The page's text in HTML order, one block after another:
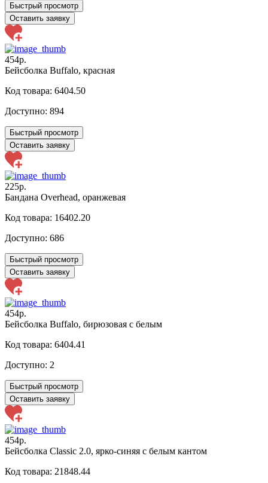
Быстрый просмотр
Оставить заявку
454р.
Бейсболка Buffalo, красная
Код товара: 6404.50
Доступно: 894
Быстрый просмотр
Оставить заявку
225р.
Бандана Overhead, оранжевая
Код товара: 16402.20
Доступно: 686
Быстрый просмотр
Оставить заявку
454р.
Бейсболка Buffalo, бирюзовая с белым
Код товара: 6404.41
Доступно: 2
Быстрый просмотр
Оставить заявку
454р.
Бейсболка Classic 2.0, ярко-синяя с белым кантом
Код товара: 21848.44